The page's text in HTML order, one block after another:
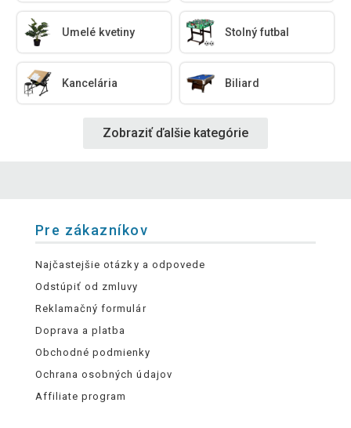
Umelé kvetiny Stolný futbal
Kancelária Biliard
Zobraziť ďalšie kategórie
Pre zákazníkov
Najčastejšie otázky a odpovede
Odstúpiť od zmluvy
Reklamačný formulár
Doprava a platba
Obchodné podmienky
Ochrana osobných údajov
Affiliate program